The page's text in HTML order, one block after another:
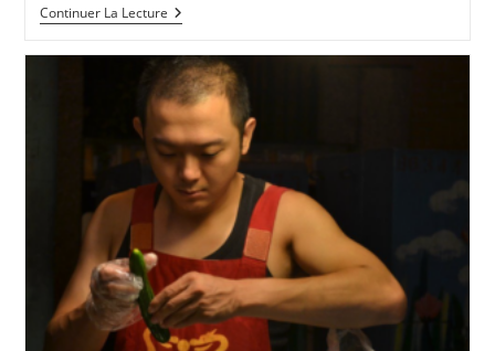
Continuer La LectureLe
Feu
Des
Steppes